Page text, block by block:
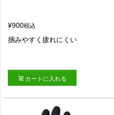
¥900税込
掴みやすく疲れにくい
カートに入れる